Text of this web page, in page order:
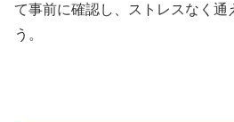
て事前に確認し、ストレスなく通
う。